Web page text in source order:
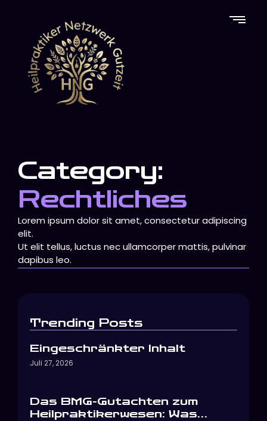
Category:
Rechtliches
Lorem ipsum dolor sit amet, consectetur adipiscing
elit.
Ut elit tellus, luctus nec ullamcorper mattis, pulvinar
dapibus leo.
Trending Posts
Eingeschränkter Inhalt
Juli 27, 2026
Das BMG-Gutachten zum
Heilpraktikerwesen: Was…